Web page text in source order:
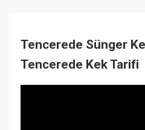
Tencerede Sünger
Tencerede Kek Tarifi